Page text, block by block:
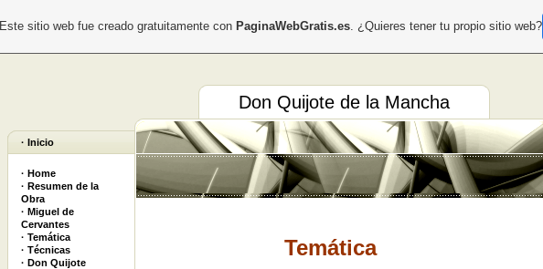
· Inicio
· Home
· Resumen de la
Obra
· Miguel de
Cervantes
· Temática
· Técnicas
· Don Quijote
Don Quijote de la Mancha
Temática
Este sitio web fue creado gratuitamente con PaginaWebGratis.es. ¿Quieres tener tu propio sitio web?